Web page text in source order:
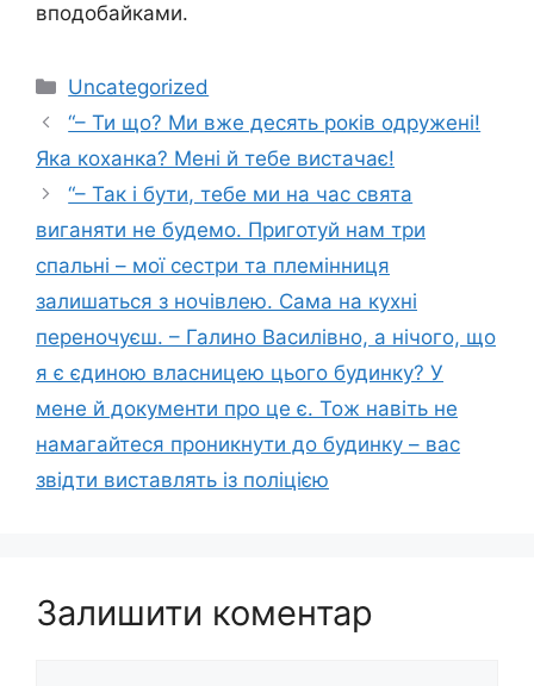
вподобайками.
Категорії
Uncategorized
“– Ти що? Ми вже десять років одружені!
Яка коханка? Мені й тебе вистачає!
“– Так і бути, тебе ми на час свята
виганяти не будемо. Приготуй нам три
спальні – мої сестри та племінниця
залишаться з ночівлею. Сама на кухні
переночуєш. – Галино Василівно, а нічого, що
я є єдиною власницею цього будинку? У
мене й документи про це є. Тож навіть не
намагайтеся проникнути до будинку – вас
звідти виставлять із поліцією
Залишити коментар